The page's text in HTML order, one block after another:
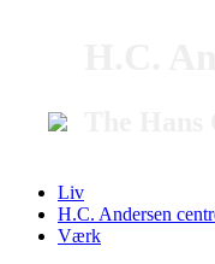
Liv
H.C. Andersen
Værk